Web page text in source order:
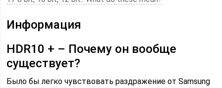
Информация
HDR10 + – Почему он вообще
существует?
Было бы легко чувствовать раздражение от Samsung